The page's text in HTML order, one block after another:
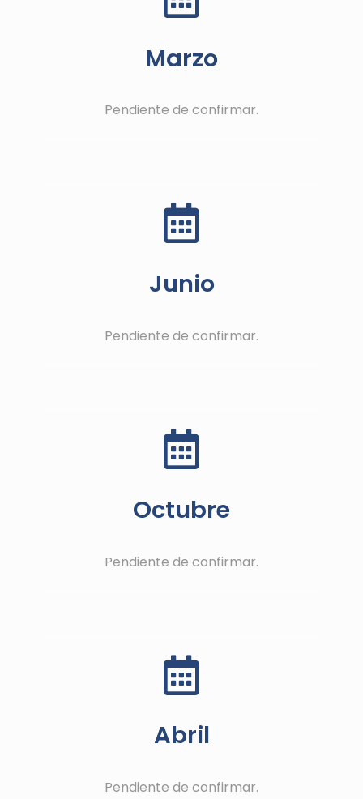
Marzo
Pendiente de confirmar.
Junio
Pendiente de confirmar.
Octubre
Pendiente de confirmar.
Abril
Pendiente de confirmar.